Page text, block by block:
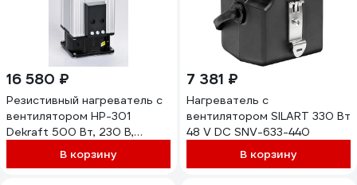
16 580 ₽
Резистивный нагреватель с
вентилятором НР-301
Dekraft 500 Вт, 230 В,
В корзину
7 381 ₽
Нагреватель с
вентилятором SILART 330 Вт
48 V DC SNV-633-440
В корзину